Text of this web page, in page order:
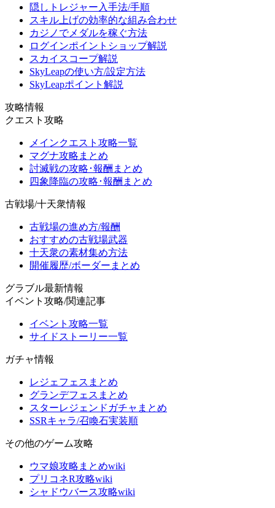
隠しトレジャー入手法/手順
スキル上げの効率的な組み合わせ
カジノでメダルを稼ぐ方法
ログインポイントショップ解説
スカイスコープ解説
SkyLeapの使い方/設定方法
SkyLeapポイント解説
攻略情報
クエスト攻略
メインクエスト攻略一覧
マグナ攻略まとめ
討滅戦の攻略･報酬まとめ
四象降臨の攻略･報酬まとめ
古戦場/十天衆情報
古戦場の進め方/報酬
おすすめの古戦場武器
十天衆の素材集め方法
開催履歴/ボーダーまとめ
グラブル最新情報
イベント攻略/関連記事
イベント攻略一覧
サイドストーリー一覧
ガチャ情報
レジェフェスまとめ
グランデフェスまとめ
スターレジェンドガチャまとめ
SSRキャラ/召喚石実装順
その他のゲーム攻略
ウマ娘攻略まとめwiki
プリコネR攻略wiki
シャドウバース攻略wiki